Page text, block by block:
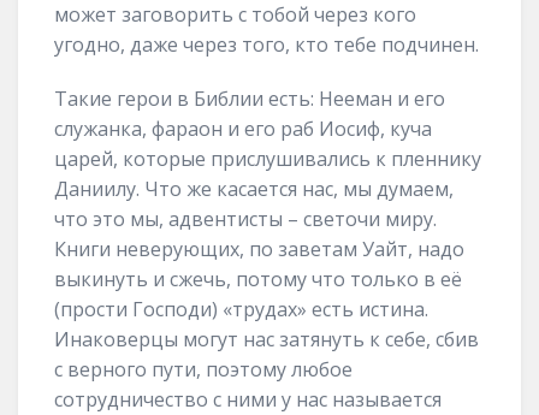
может заговорить с тобой через кого
угодно, даже через того, кто тебе подчинен.
Такие герои в Библии есть: Нееман и его
служанка, фараон и его раб Иосиф, куча
царей, которые прислушивались к пленнику
Даниилу. Что же касается нас, мы думаем,
что это мы, адвентисты – светочи миру.
Книги неверующих, по заветам Уайт, надо
выкинуть и сжечь, потому что только в её
(прости Господи) «трудах» есть истина.
Инаковерцы могут нас затянуть к себе, сбив
с верного пути, поэтому любое
сотрудничество с ними у нас называется